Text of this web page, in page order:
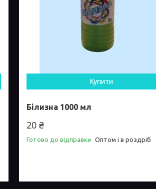
Купити
Білизна 1000 мл
20 ₴
Готово до відправки Оптом і в роздріб